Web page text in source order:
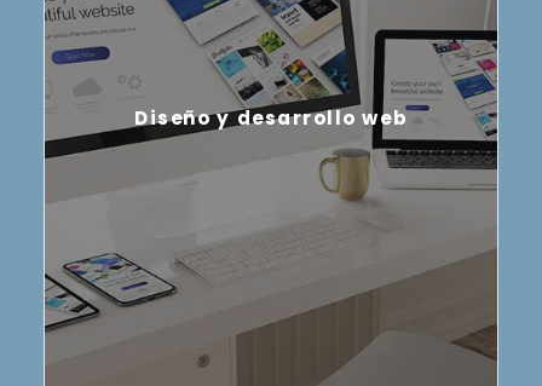
Diseño y desarrollo web